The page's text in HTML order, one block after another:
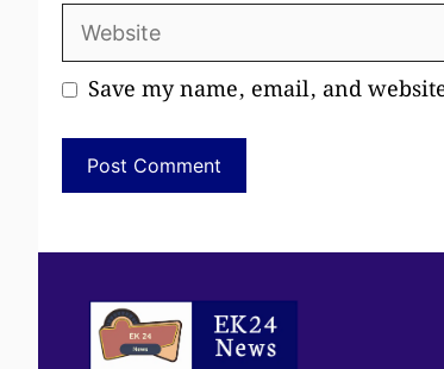
Website
Save my name, email, and